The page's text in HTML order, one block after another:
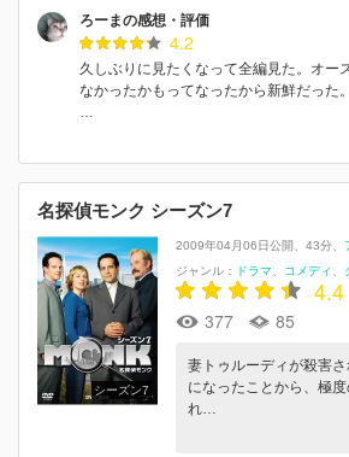
ろーまの感想・評価
4.2
久しぶりに見たくなって全編見た。オー
なかったかもってなったから新鮮だった
名探偵モンク シーズン7
シーズン7
2009年04月06日公開 43分
ジャンル：
ドラマ コメディ
4.4
377 85
妻トゥルーディが殺害
になったことから、極
れ…